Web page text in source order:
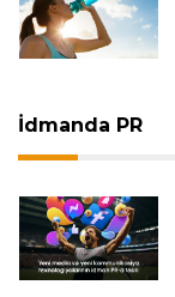
İdmanda PR